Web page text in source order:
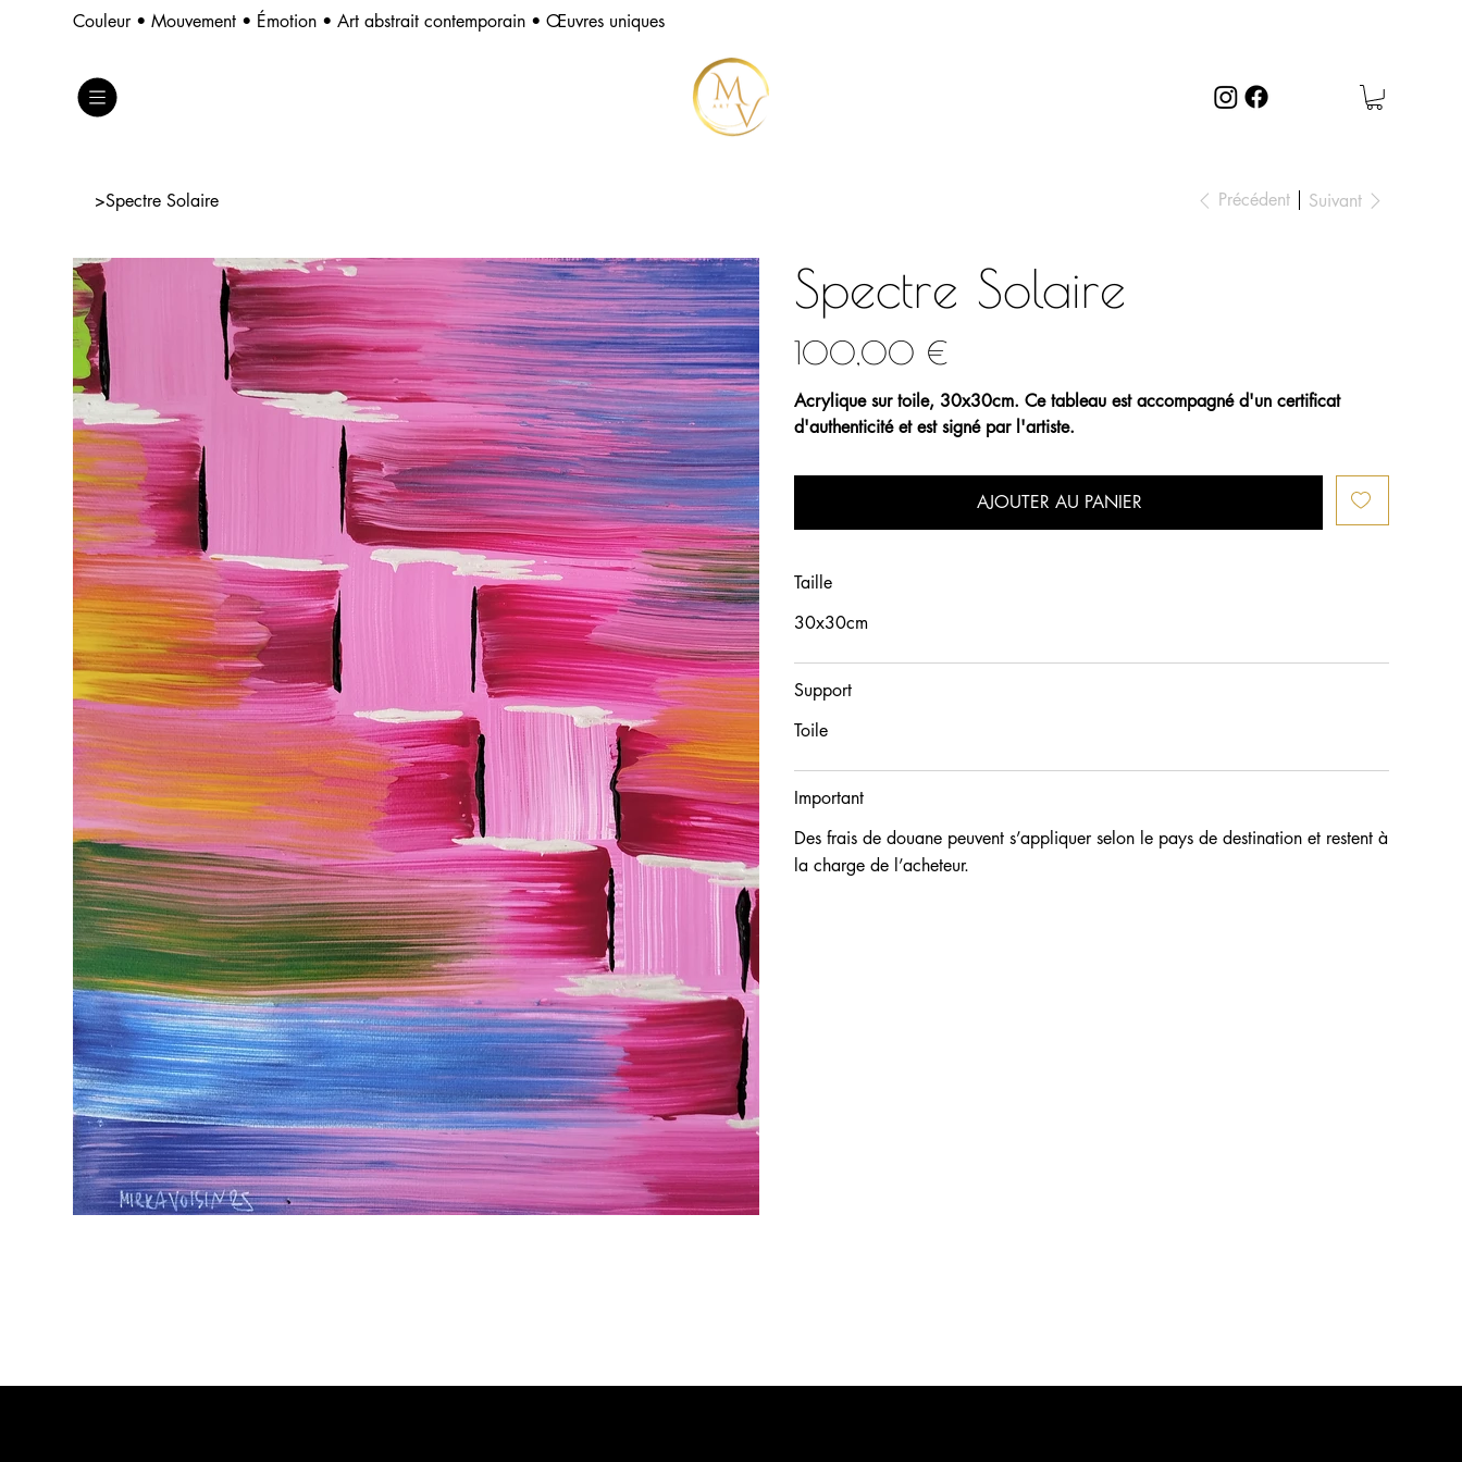
Couleur • Mouvement • Émotion • Art abstrait contemporain • Œuvres uniques
>Spectre Solaire Précédent Suivant
Spectre Solaire
100,00 €
Acrylique sur toile, 30x30cm. Ce tableau est accompagné d'un certificat
d'authenticité et est signé par l'artiste.
AJOUTER AU PANIER
Taille
30x30cm
Support
Toile
Important
Des frais de douane peuvent s’appliquer selon le pays de destination et restent à
la charge de l’acheteur.